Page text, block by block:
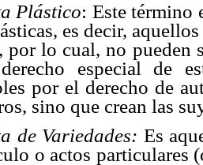
Plástico: Este término
es decir,
por lo cual, no pueden
especial de
por el derecho de
sino que crean las
de Variedades: Es
o actos particulares